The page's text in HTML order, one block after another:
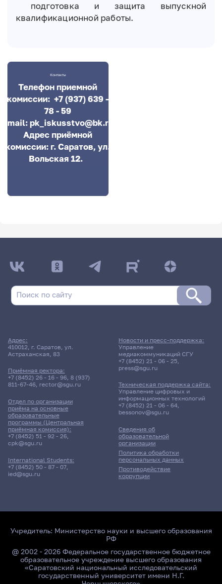
подготовка и защита выпускной
квалификационной работы.
Телефон приемной
комиссии: +7 (937) 639 -
78 - 59
Email:pk_iskusstvo@bk.ru
Адрес приёмной
комиссии: г. Саратов, ул.
Вольская 12.
Контакты
Адрес:
410012, г. Саратов, ул.
Астраханская, 83
Приёмная ректора:
+7 (8452) 26 - 16 - 96, 8 (937)
811-67-46, rector@sgu.ru
Отдел по организации
приёма на основные
образовательные
программы (Центральная
приёмная комиссия):
+7 (8452) 51 - 92 - 26,
cpk@sgu.ru
International Students:
+7 (8452) 50 - 87 - 07,
ied@sgu.ru
Сведения об
образовательной
организации
Политика обработки
персональных данных
Противодействие
коррупции
Новости и пресс-поддержка:
Управление
медиакоммуникаций СГУ
+7 (8452) 21 - 06 - 25,
press@sgu.ru
Техническая поддержка сайта:
Управление цифровых и
информационных технологий
+7 (8452) 21 - 06 - 64,
bessonov@sgu.ru
Учредитель: Министерство науки и высшего образования
РФ
@ 2002 - 2026 Федеральное государственное бюджетное
образовательное учреждение высшего образования
«Саратовский национальный исследовательский
государственный университет имени Н.Г.